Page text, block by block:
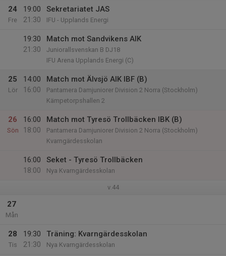
24
Fre
19:00
21:30
Sekretariatet JAS
IFU - Upplands Energi
19:30
21:30
Match mot Sandvikens AIK
Juniorallsvenskan B DJ18
IFU Arena Upplands Energi (C)
25
Lör
14:00
16:00
Match mot Älvsjö AIK IBF (B)
Pantamera Damjuniorer Division 2 Norra (Stockholm)
Kämpetorpshallen 2
26
Sön
16:00
18:00
Match mot Tyresö Trollbäcken IBK (B)
Pantamera Damjuniorer Division 2 Norra (Stockholm)
Kvarngärdesskolan
16:00
18:00
Seket - Tyresö Trollbäcken
Nya Kvarngärdesskolan
v.44
27
Mån
28
Tis
19:30
21:30
Träning: Kvarngärdesskolan
Nya Kvarngärdesskolan